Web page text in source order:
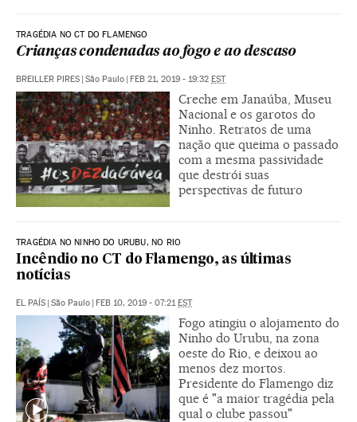
TRAGÉDIA NO CT DO FLAMENGO
Crianças condenadas ao fogo e ao descaso
BREILLER PIRES | São Paulo | FEB 21, 2019 - 19:32 EST
Creche em Janaúba, Museu
Nacional e os garotos do
Ninho. Retratos de uma
nação que queima o passado
com a mesma passividade
que destrói suas
perspectivas de futuro
TRAGÉDIA NO NINHO DO URUBU, NO RIO
Incêndio no CT do Flamengo, as últimas
notícias
EL PAÍS | São Paulo | FEB 10, 2019 - 07:21EST
Fogo atingiu o alojamento do
Ninho do Urubu, na zona
oeste do Rio, e deixou ao
menos dez mortos.
Presidente do Flamengo diz
que é "a maior tragédia pela
qual o clube passou"